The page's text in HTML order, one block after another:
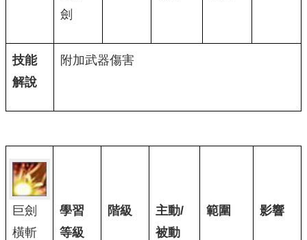
劍
技能
解說
附加武器傷害
巨劍
橫斬
學習
等級
階級
主動/
被動
範圍 影響